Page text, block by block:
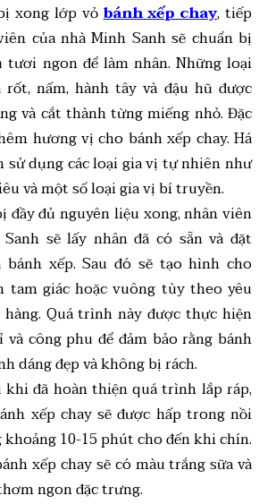
xong lớp vỏbánh xếp chay, tiếp
của nhà Minh Sanh sẽ chuẩn bị
tươi ngon để làm nhân. Những loại
nấm, hành tây và đậu hũ được
và cắt thành từng miếng nhỏ. Đặc
hương vị cho bánh xếp chay. Há
sử dụng các loại gia vị tự nhiên như
và một số loại gia vị bí truyền.
đầy đủ nguyên liệu xong, nhân viên
sẽ lấy nhân đã có sẵn và đặt
bánh xếp. Sau đó sẽ tạo hình cho
tam giác hoặc vuông tùy theo yêu
hàng. Quá trình này được thực hiện
công phu để đảm bảo rằng bánh
dáng đẹp và không bị rách.
khi đã hoàn thiện quá trình lắp ráp,
xếp chay sẽ được hấp trong nồi
10-15 phút cho đến khi chín.
xếp chay sẽ có màu trắng sữa và
ngon đặc trưng.